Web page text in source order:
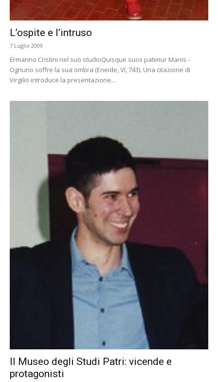
L’ospite e l’intruso
7 Luglio 2009
Ermanno Cristini nel suo studioQuisque suos patimur Manis -
Ognuno soffre la sua ombra (Eneide, VI, 743). Una citazione di
Virgilio introduce la presentazione...
Il Museo degli Studi Patri: vicende e
protagonisti